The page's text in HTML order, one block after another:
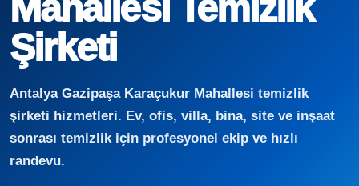
Şirketi
Antalya Gazipaşa Karaçukur Mahallesi temizlik
şirketi hizmetleri. Ev, ofis, villa, bina, site ve inşaat
sonrası temizlik için profesyonel ekip ve hızlı
randevu.